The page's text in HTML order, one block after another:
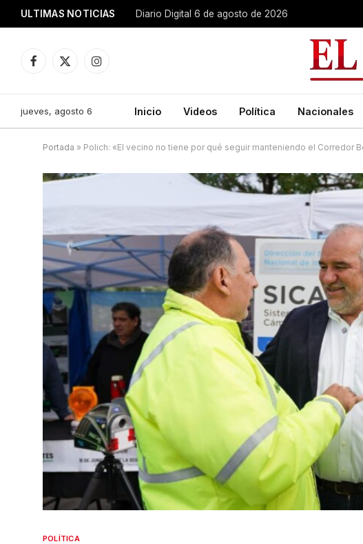
ULTIMAS NOTICIAS Diario Digital 6 de agosto de 2026
Facebook
X
Instagram
jueves, agosto 6 Inicio Videos Política Nacionales
Portada » Polich: «El vecino no tiene por qué seguir manteniendo el Corredor
POLÍTICA